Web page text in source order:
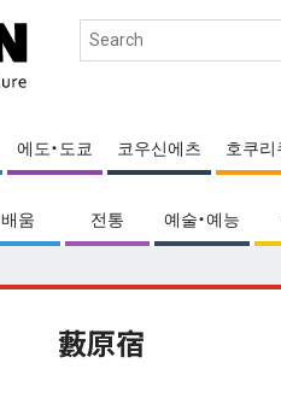
에도・도쿄 코우신에츠 호쿠리
배움 전통 예술・예능
藪原宿